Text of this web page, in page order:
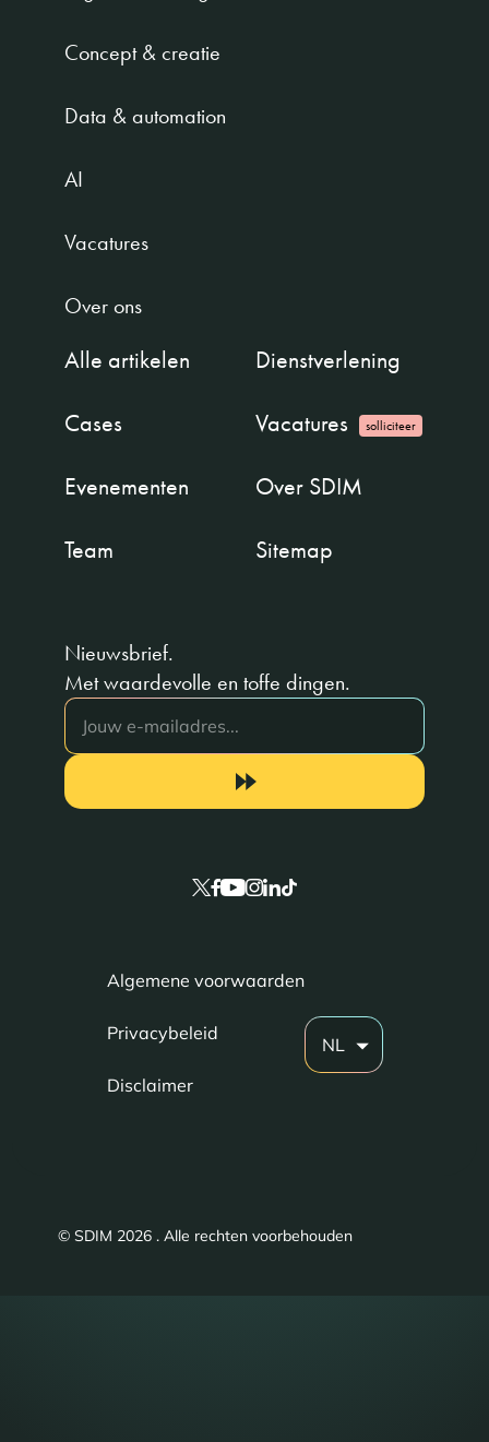
Concept & creatie
Data & automation
AI
Vacatures
Over ons
Alle artikelen
Dienstverlening
Cases
Vacatures solliciteer
Evenementen
Over SDIM
Team
Sitemap
Nieuwsbrief.
Met waardevolle en toffe dingen.
Algemene voorwaarden
Privacybeleid
Disclaimer
NL
© SDIM 2026 . Alle rechten voorbehouden